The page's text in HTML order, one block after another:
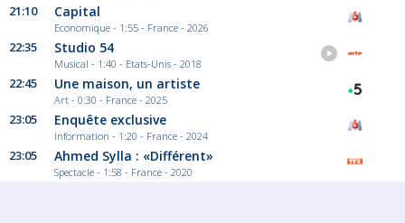
21:10 Capital
Economique - 1:55 - France - 2026
22:35 Studio 54
Musical - 1:40 - Etats-Unis - 2018
22:45 Une maison, un artiste
Art - 0:30 - France - 2025
23:05 Enquête exclusive
Information - 1:20 - France - 2024
23:05 Ahmed Sylla : «Différent»
Spectacle - 1:58 - France - 2020